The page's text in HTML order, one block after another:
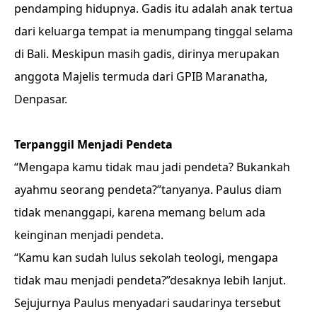
pendamping hidupnya. Gadis itu adalah anak tertua
dari keluarga tempat ia menumpang tinggal selama
di Bali. Meskipun masih gadis, dirinya merupakan
anggota Majelis termuda dari GPIB Maranatha,
Denpasar.
Terpanggil Menjadi Pendeta
“Mengapa kamu tidak mau jadi pendeta? Bukankah
ayahmu seorang pendeta?”tanyanya. Paulus diam
tidak menanggapi, karena memang belum ada
keinginan menjadi pendeta.
“Kamu kan sudah lulus sekolah teologi, mengapa
tidak mau menjadi pendeta?”desaknya lebih lanjut.
Sejujurnya Paulus menyadari saudarinya tersebut